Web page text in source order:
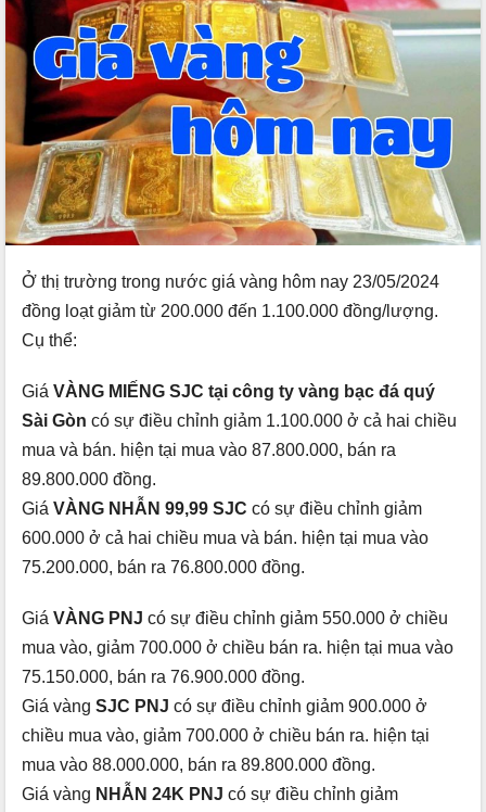
Ở thị trường trong nước giá vàng hôm nay 23/05/2024
đồng loạt giảm từ 200.000 đến 1.100.000 đồng/lượng.
Cụ thể:
Giá VÀNG MIẾNG SJC tại công ty vàng bạc đá quý
Sài Gòn có sự điều chỉnh giảm 1.100.000 ở cả hai chiều
mua và bán. hiện tại mua vào 87.800.000, bán ra
89.800.000 đồng.
Giá VÀNG NHẪN 99,99 SJC có sự điều chỉnh giảm
600.000 ở cả hai chiều mua và bán. hiện tại mua vào
75.200.000, bán ra 76.800.000 đồng.
Giá VÀNG PNJ có sự điều chỉnh giảm 550.000 ở chiều
mua vào, giảm 700.000 ở chiều bán ra. hiện tại mua vào
75.150.000, bán ra 76.900.000 đồng.
Giá vàng SJC PNJ có sự điều chỉnh giảm 900.000 ở
chiều mua vào, giảm 700.000 ở chiều bán ra. hiện tại
mua vào 88.000.000, bán ra 89.800.000 đồng.
Giá vàng NHẪN 24K PNJ có sự điều chỉnh giảm